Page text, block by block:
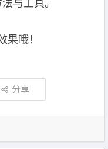
与工具。
果哦！
分享